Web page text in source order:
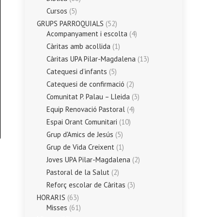
Cursos (5)
GRUPS PARROQUIALS (52)
Acompanyament i escolta (4)
Càritas amb acollida (1)
Càritas UPA Pilar-Magdalena (13)
Catequesi d’infants (5)
Catequesi de confirmació (2)
Comunitat P. Palau – Lleida (3)
Equip Renovació Pastoral (4)
Espai Orant Comunitari (10)
Grup d'Amics de Jesús (5)
Grup de Vida Creixent (1)
Joves UPA Pilar-Magdalena (2)
Pastoral de la Salut (2)
Reforç escolar de Càritas (3)
HORARIS (63)
Misses (61)